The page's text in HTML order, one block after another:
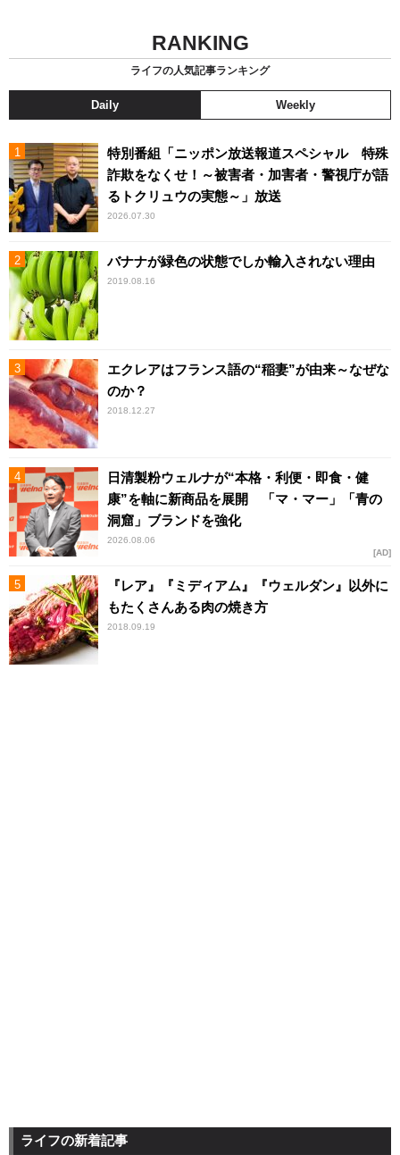
RANKING
ライフの人気記事ランキング
Daily Weekly
特別番組「ニッポン放送報道スペシャル 特殊
詐欺をなくせ！～被害者・加害者・警視庁が語
るトクリュウの実態～」放送
2026.07.30
バナナが緑色の状態でしか輸入されない理由
2019.08.16
エクレアはフランス語の“稲妻”が由来～なぜな
のか？
2018.12.27
日清製粉ウェルナが“本格・利便・即食・健
康”を軸に新商品を展開 「マ・マー」「青の
洞窟」ブランドを強化
2026.08.06
AD
『レア』『ミディアム』『ウェルダン』以外に
もたくさんある肉の焼き方
2018.09.19
ライフの新着記事